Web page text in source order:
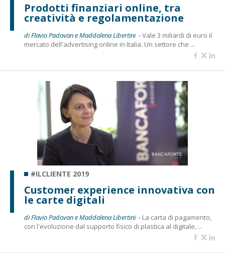
Prodotti finanziari online, tra
creatività e regolamentazione
di Flavio Padovan e Maddalena Libertini -Vale 3 miliardi di euro il
mercato dell'advertising online in Italia. Un settore che ...
#ILCLIENTE 2019
Customer experience innovativa con
le carte digitali
di Flavio Padovan e Maddalena Libertini - La carta di pagamento,
con l'evoluzione dal supporto fisico di plastica al digitale, ...